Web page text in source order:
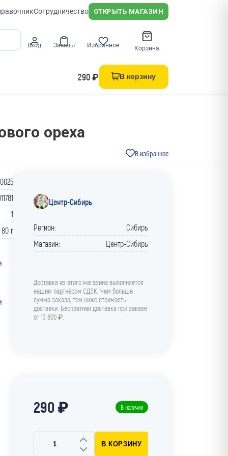
Сотрудничество ОТКРЫТЬ МАГАЗИН
Вход Заказы Избранное Корзина
290 ₽ В корзину
ореха
В избранное
1
80 г
Центр-Сибирь
Регион:
Сибирь
Магазин:
Центр-Сибирь
Доставка из этого магазина выполняется
нашим партнёром СДЭК. Чем больше
сумма заказа, тем ниже стоимость
доставки. Бесплатная доставка при заказе
от 13 800 ₽.
290 ₽ В наличии
В КОРЗИНУ